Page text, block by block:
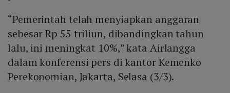
“Pemerintah telah menyiapkan anggaran
sebesar Rp 55 triliun, dibandingkan tahun
lalu, ini meningkat 10%,” kata Airlangga
dalam konferensi pers di kantor Kemenko
Perekonomian, Jakarta, Selasa (3/3).